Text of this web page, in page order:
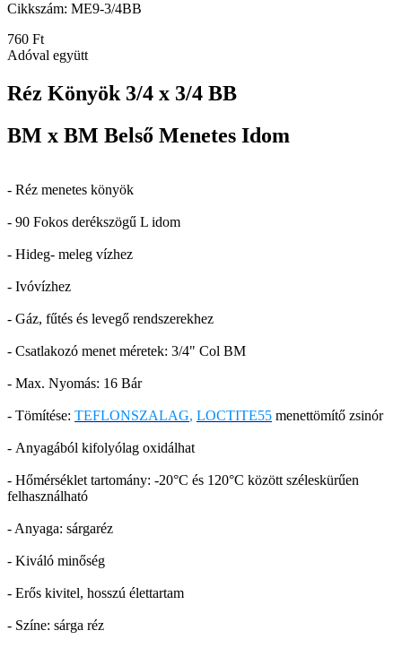
Cikkszám: ME9-3/4BB
760 Ft
Adóval együtt
Réz Könyök 3/4 x 3/4 BB
BM x BM Belső Menetes Idom
- Réz menetes könyök
- 90 Fokos derékszögű L idom
- Hideg- meleg vízhez
- Ivóvízhez
- Gáz, fűtés és levegő rendszerekhez
- Csatlakozó menet méretek: 3/4" Col BM
- Max. Nyomás: 16 Bár
- Tömítése: TEFLONSZALAG, LOCTITE55 menettömítő zsinór
- Anyagából kifolyólag oxidálhat
- Hőmérséklet tartomány: -20°C és 120°C között széleskürűen
felhasználható
- Anyaga: sárgaréz
- Kiváló minőség
- Erős kivitel, hosszú élettartam
- Színe: sárga réz